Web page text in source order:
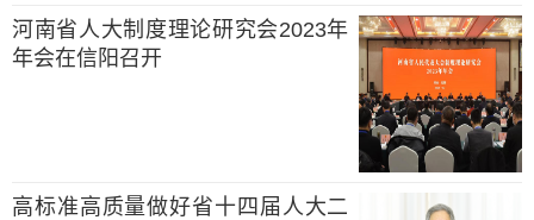
河南省人大制度理论研究会2023年
年会在信阳召开
高标准高质量做好省十四届人大二